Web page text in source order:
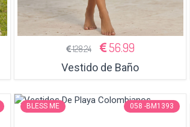
128.24 56.99
Vestido de Baño
BLESS ME 058 -BM1393